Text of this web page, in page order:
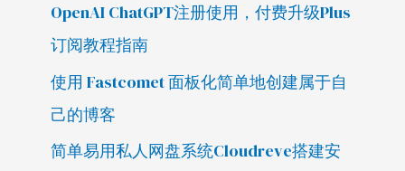
OpenAI ChatGPT注册使用，付费升级Plus
订阅教程指南
使用 Fastcomet 面板化简单地创建属于自
己的博客
简单易用私人网盘系统Cloudreve搭建安